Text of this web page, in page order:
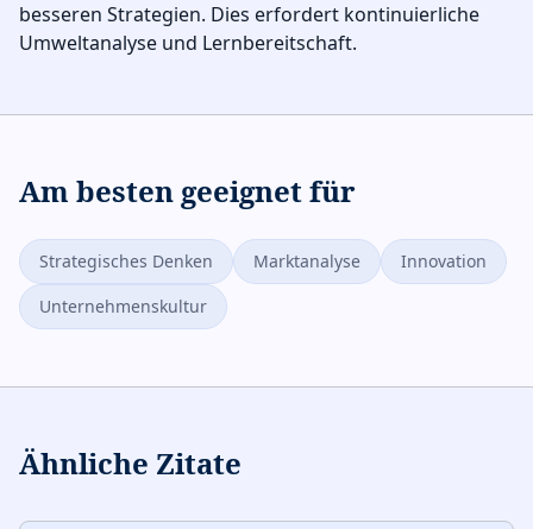
besseren Strategien. Dies erfordert kontinuierliche
Umweltanalyse und Lernbereitschaft.
Am besten geeignet für
Strategisches Denken Marktanalyse
Innovation
Unternehmenskultur
Ähnliche Zitate